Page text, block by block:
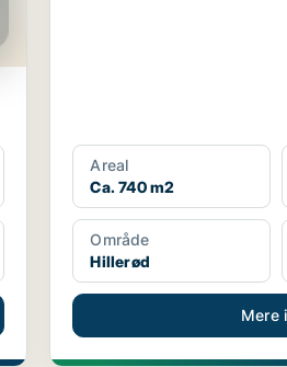
Areal
Ca. 740 m2
Område
Hillerød
Mere